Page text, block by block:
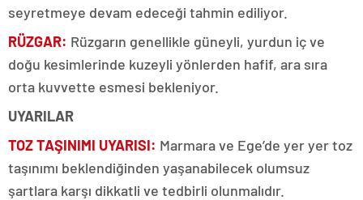
seyretmeye devam edeceği tahmin ediliyor.
RÜZGAR: Rüzgarın genellikle güneyli, yurdun iç ve
doğu kesimlerinde kuzeyli yönlerden hafif, ara sıra
orta kuvvette esmesi bekleniyor.
UYARILAR
TOZ TAŞINIMI UYARISI: Marmara ve Ege’de yer yer toz
taşınımı beklendiğinden yaşanabilecek olumsuz
şartlara karşı dikkatli ve tedbirli olunmalıdır.